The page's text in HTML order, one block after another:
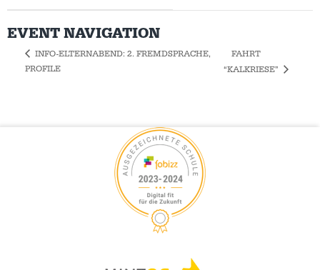
EVENT NAVIGATION
INFO-ELTERNABEND: 2. FREMDSPRACHE,
PROFILE
FAHRT
“KALKRIESE”